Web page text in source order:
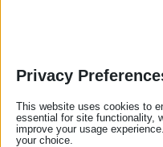
Privacy
This website uses cookies to
essential for site functionality,
improve your usage
your choice.